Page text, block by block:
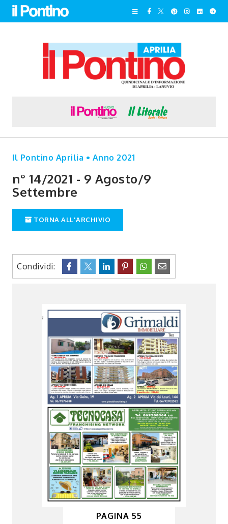
Il Pontino Aprilia • Anno 2021
n° 14/2021 - 9 Agosto/9
Settembre
TORNA ALL'ARCHIVIO
Condividi:
PAGINA 55